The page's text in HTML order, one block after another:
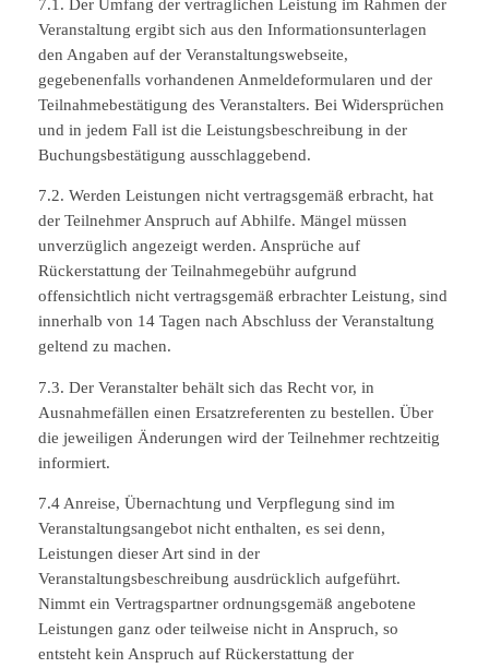
7.1. Der Umfang der vertraglichen Leistung im Rahmen der
Veranstaltung ergibt sich aus den Informationsunterlagen
den Angaben auf der Veranstaltungswebseite,
gegebenenfalls vorhandenen Anmeldeformularen und der
Teilnahmebestätigung des Veranstalters. Bei Widersprüchen
und in jedem Fall ist die Leistungsbeschreibung in der
Buchungsbestätigung ausschlaggebend.
7.2. Werden Leistungen nicht vertragsgemäß erbracht, hat
der Teilnehmer Anspruch auf Abhilfe. Mängel müssen
unverzüglich angezeigt werden. Ansprüche auf
Rückerstattung der Teilnahmegebühr aufgrund
offensichtlich nicht vertragsgemäß erbrachter Leistung, sind
innerhalb von 14 Tagen nach Abschluss der Veranstaltung
geltend zu machen.
7.3. Der Veranstalter behält sich das Recht vor, in
Ausnahmefällen einen Ersatzreferenten zu bestellen. Über
die jeweiligen Änderungen wird der Teilnehmer rechtzeitig
informiert.
7.4 Anreise, Übernachtung und Verpflegung sind im
Veranstaltungsangebot nicht enthalten, es sei denn,
Leistungen dieser Art sind in der
Veranstaltungsbeschreibung ausdrücklich aufgeführt.
Nimmt ein Vertragspartner ordnungsgemäß angebotene
Leistungen ganz oder teilweise nicht in Anspruch, so
entsteht kein Anspruch auf Rückerstattung der